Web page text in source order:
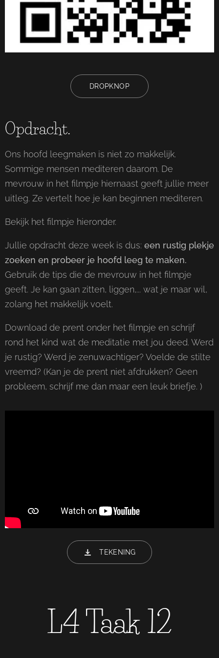
DROPKNOP
Opdracht.
Ons hoofd leegmaken is niet zo makkelijk.
Sommige mensen mediteren daarom. De
mevrouw in het filmpje hiernaast geeft jullie meer
uitleg. Ze vertelt hoe je kan beginnen mediteren.
Bekijk het filmpje hieronder.
Jullie opdracht deze week is dus: een rustig plekje
zoeken en probeer je hoofd leeg te maken.
Gebruik de tips die de mevrouw in het filmpje
geeft. Je kan gaan zitten, liggen,... wat je maar wil,
zolang het makkelijk voelt.
Download de prent onder het filmpje en schrijf
rond het kind wat de meditatie met jou deed. Werd
je rustig? Werd je zenuwachtiger? Voelde de stilte
vreemd? (Kan je de prent niet afdrukken? Geen
probleem, schrijf me dan maar een leuk briefje. )
TEKENING
L4 Taak 12